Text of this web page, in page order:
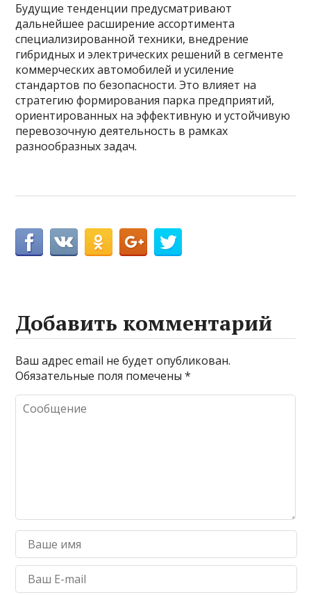
Будущие тенденции предусматривают
дальнейшее расширение ассортимента
специализированной техники, внедрение
гибридных и электрических решений в сегменте
коммерческих автомобилей и усиление
стандартов по безопасности. Это влияет на
стратегию формирования парка предприятий,
ориентированных на эффективную и устойчивую
перевозочную деятельность в рамках
разнообразных задач.
Добавить комментарий
Ваш адрес email не будет опубликован.
Обязательные поля помечены*